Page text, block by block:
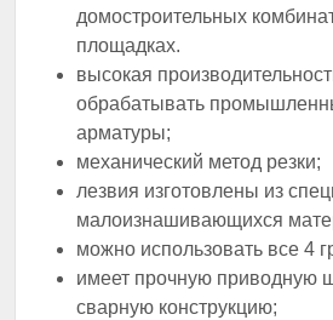
домостроительных
площадках.
высокая
обрабатывать
арматуры;
механический метод резки;
лезвия изготовлены из
малоизнашивающихся
можно использовать все 4
имеет прочную приводную
сварную конструкцию;